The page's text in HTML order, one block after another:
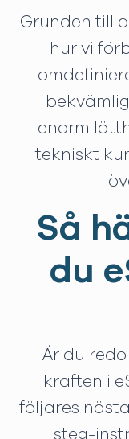
Grunden till
hur vi
enorm
tekniskt
Så
du
Är du
kraften i
följares
steg-